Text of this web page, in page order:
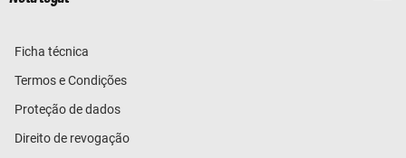
Ficha técnica
Termos e Condições
Proteção de dados
Direito de revogação